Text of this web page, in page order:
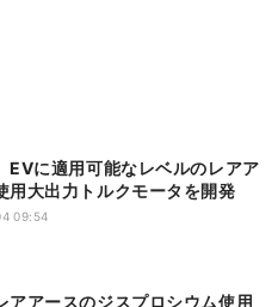
EVに適用可能なレベルのレアア
用大出力トルクモータを開発
09:54
アアースのジスプロシウム使用